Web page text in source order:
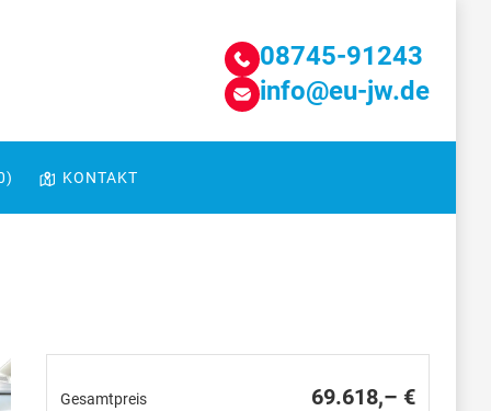
08745-91243
info@eu-jw.de
) KONTAKT
Gesamtpreis 69.618,– €